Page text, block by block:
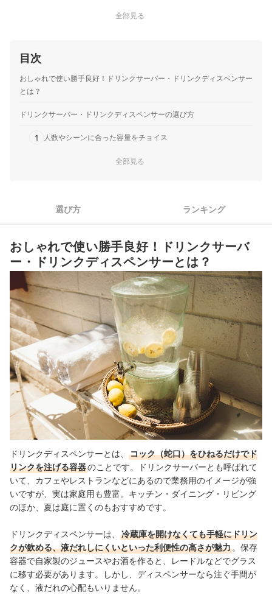
全部見る
目次
おしゃれで使い勝手良好！ドリンクサーバー・ドリンクディスペンサー
とは？
ドリンクサーバー・ドリンクディスペンサーの選び方
1 人数やシーンに合った容量をチョイス
入れたいドリンクや求める機能に適した素材を選ぼう
求めるポイントに合わせて、フタの構造を確認しよう
ドリンクサーバー・ドリンクディスペンサー全38商品おすすめ人気ラ
ンキング
パーティーシーンに便利なお菓子用・炭酸用グッズも注目！
ドリンクサーバー・ドリンクディスペンサーの売れ筋ランキングもチェ
ック！
全部見る
選び方 ランキング
おしゃれで使い勝手良好！ドリンクサーバ
ー・ドリンクディスペンサーとは？
ドリンクディスペンサーとは、
コック（蛇口）をひねるだけでド
リンクを注げる容器のことです。ドリンクサーバーとも呼ばれて
いて、カフェやレストランなどにあるので業務用のイメージが強
いですが、実は家庭用も豊富。キッチン・ダイニング・リビング
のほか、夏は庭に置くのもおすすめです。
ドリンクディスペンサーは、
冷蔵庫を開けなくても手軽にドリン
クが飲める、液だれしにくいといった利便性の高さが魅力 。保存
容器で自家製のジュースやお酒を作ると、レードルなどでグラス
に移す必要があります。しかし、ディスペンサーなら注ぐ手間が
なく、液だれの心配もいりません。